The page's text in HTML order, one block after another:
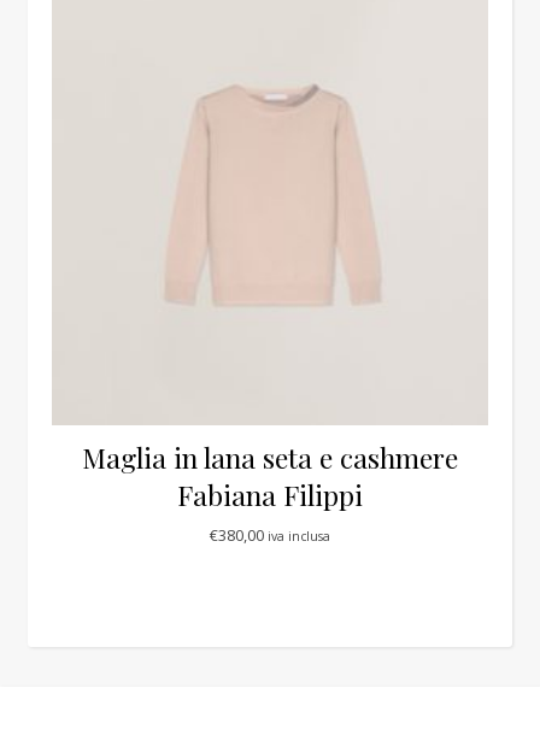
Maglia in lana seta e cashmere
Fabiana Filippi
€380,00 iva inclusa